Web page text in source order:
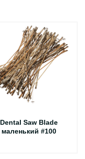
Dental Saw Blade
маленький #100